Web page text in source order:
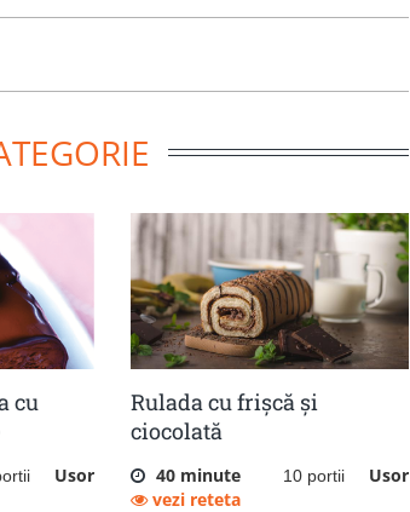
cu
Usor
Rulada cu frișcă și
ciocolată
40 minute 10 portii
Usor
vezi reteta